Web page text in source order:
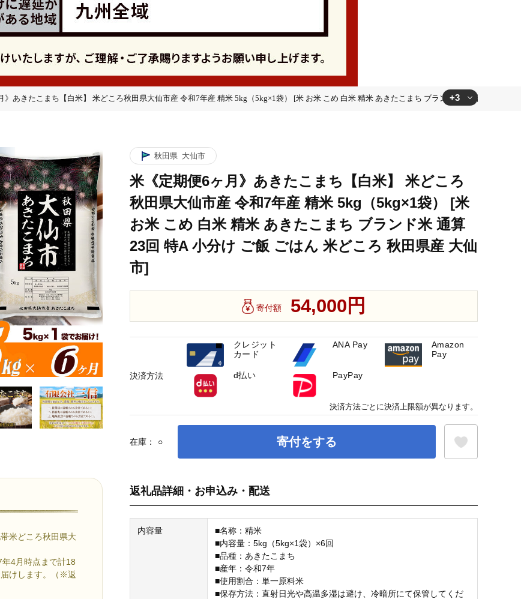
》あきたこまち【白米】 米どころ秋田県大仙市産 令和7年産 精米 5kg（5kg×1袋） [米 お米 こめ 白米 精米 あきたこまち ブランド米 通算23回 特A
年産 精米 5kg（5kg×1袋） [米 お米 こめ 白米 精米 あきたこまち ブランド米 通算23回 特A 小分け ご飯 ごはん 米どころ 秋田県産 大
年産 精米 5kg（5kg×1袋） [米 お米 こめ 白米 精米 あきたこまち ブランド米 通算23回 特A 小分け ご飯 ごはん 米どころ 秋田県産 大
+3
米どころ秋田県大
4月時点まで計18
けします。（※返
秋田県 大仙市
米《定期便6ヶ月》あきたこまち【白米】 米どころ
秋田県大仙市産 令和7年産 精米 5kg（5kg×1袋） [米
お米 こめ 白米 精米 あきたこまち ブランド米 通算
23回 特A 小分け ご飯 ごはん 米どころ 秋田県産 大仙
市]
寄付額 54,000円
在庫： ○ 寄付をする
返礼品詳細・お申込み・配送
内容量
■名称：精米
■内容量：5kg（5kg×1袋）×6回
■品種：あきたこまち
■産年：令和7年
■使用割合：単一原料米
■保存方法：直射日光や高温多湿は避け、冷暗所にて保管してくだ
決済方法
クレジット
カード
ANA Pay
Amazon
Pay
d払い PayPay
決済方法ごとに決済上限額が異なります。